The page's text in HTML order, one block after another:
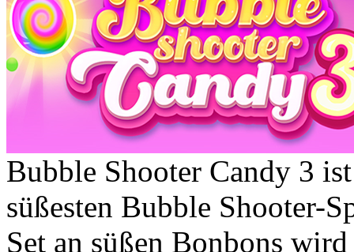
Bubble Shooter Candy 3
süßesten Bubble Shooter-
Set an süßen Bonbons